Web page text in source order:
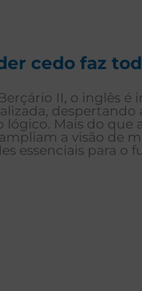
cedo faz
II, o inglês
despertando
lógico. Mais do que
a visão de
essenciais para o